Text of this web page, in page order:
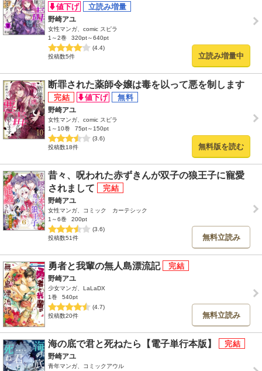
野崎アユ
女性マンガ、comic スピラ
1～2巻
320pt～640pt
(4.4)
投稿数5件
立読み増量中
断罪された薬師令嬢は毒を以って悪を制します
野崎アユ
女性マンガ、comic スピラ
1～10巻
75pt～150pt
(3.6)
投稿数18件
無料版を読む
昔々、呪われた赤ずきんが双子の狼王子に寵愛
されまして
野崎アユ
女性マンガ、コミック カーテシック
1～6巻
200pt
(3.6)
投稿数51件
無料立読み
勇者と我輩の無人島漂流記
野崎アユ
少女マンガ、LaLaDX
1巻
540pt
(4.7)
投稿数20件
無料立読み
海の底で君と死ねたら【電子単行本版】
野崎アユ
青年マンガ、コミックアウル